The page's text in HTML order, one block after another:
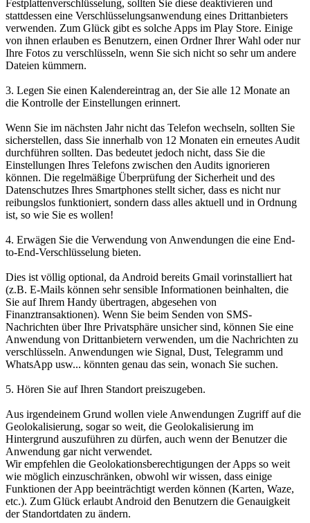
Festplattenverschlüsselung, sollten Sie diese deaktivieren und
stattdessen eine Verschlüsselungsanwendung eines Drittanbieters
verwenden. Zum Glück gibt es solche Apps im Play Store. Einige
von ihnen erlauben es Benutzern, einen Ordner Ihrer Wahl oder nur
Ihre Fotos zu verschlüsseln, wenn Sie sich nicht so sehr um andere
Dateien kümmern.
3. Legen Sie einen Kalendereintrag an, der Sie alle 12 Monate an
die Kontrolle der Einstellungen erinnert.
Wenn Sie im nächsten Jahr nicht das Telefon wechseln, sollten Sie
sicherstellen, dass Sie innerhalb von 12 Monaten ein erneutes Audit
durchführen sollten. Das bedeutet jedoch nicht, dass Sie die
Einstellungen Ihres Telefons zwischen den Audits ignorieren
können. Die regelmäßige Überprüfung der Sicherheit und des
Datenschutzes Ihres Smartphones stellt sicher, dass es nicht nur
reibungslos funktioniert, sondern dass alles aktuell und in Ordnung
ist, so wie Sie es wollen!
4. Erwägen Sie die Verwendung von Anwendungen die eine End-
to-End-Verschlüsselung bieten.
Dies ist völlig optional, da Android bereits Gmail vorinstalliert hat
(z.B. E-Mails können sehr sensible Informationen beinhalten, die
Sie auf Ihrem Handy übertragen, abgesehen von
Finanztransaktionen). Wenn Sie beim Senden von SMS-
Nachrichten über Ihre Privatsphäre unsicher sind, können Sie eine
Anwendung von Drittanbietern verwenden, um die Nachrichten zu
verschlüsseln. Anwendungen wie Signal, Dust, Telegramm und
WhatsApp usw... könnten genau das sein, wonach Sie suchen.
5. Hören Sie auf Ihren Standort preiszugeben.
Aus irgendeinem Grund wollen viele Anwendungen Zugriff auf die
Geolokalisierung, sogar so weit, die Geolokalisierung im
Hintergrund auszuführen zu dürfen, auch wenn der Benutzer die
Anwendung gar nicht verwendet.
Wir empfehlen die Geolokationsberechtigungen der Apps so weit
wie möglich einzuschränken, obwohl wir wissen, dass einige
Funktionen der App beeinträchtigt werden können (Karten, Waze,
etc.). Zum Glück erlaubt Android den Benutzern die Genauigkeit
der Standortdaten zu ändern.